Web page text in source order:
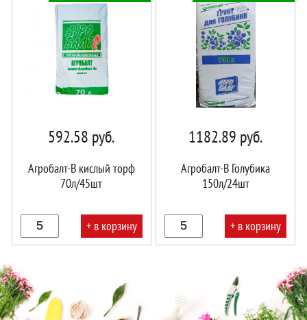
592.58 руб.
Агробалт-B кислый торф
70л/45шт
+ в корзину
корзине!
1182.89 руб.
Агробалт-В Голубика
150л/24шт
+ в корзину